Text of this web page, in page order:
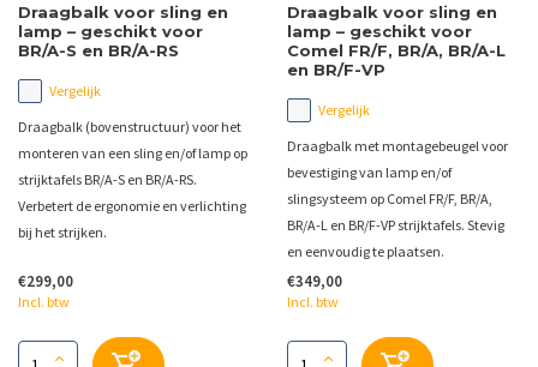
Draagbalk voor sling en
lamp – geschikt voor
BR/A-S en BR/A-RS
Vergelijk
Draagbalk (bovenstructuur) voor het
monteren van een sling en/of lamp op
strijktafels BR/A-S en BR/A-RS.
Verbetert de ergonomie en verlichting
bij het strijken.
€299,00
Incl. btw
Draagbalk voor sling en
lamp – geschikt voor
Comel FR/F, BR/A, BR/A-L
en BR/F-VP
Vergelijk
Draagbalk met montagebeugel voor
bevestiging van lamp en/of
slingsysteem op Comel FR/F, BR/A,
BR/A-L en BR/F-VP strijktafels. Stevig
en eenvoudig te plaatsen.
€349,00
Incl. btw